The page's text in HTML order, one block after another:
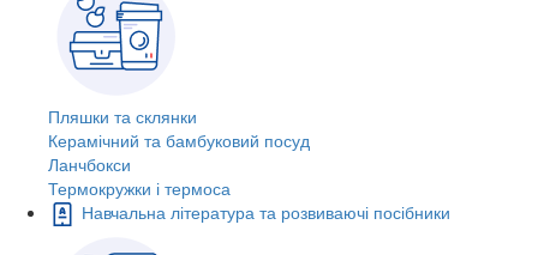
Пляшки та склянки
Керамічний та бамбуковий посуд
Ланчбокси
Термокружки і термоса
Навчальна література та розвиваючі посібники